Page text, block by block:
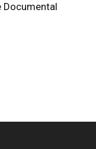
Documental